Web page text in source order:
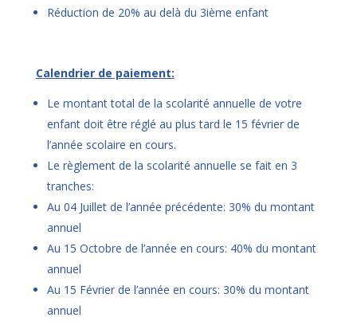
Réduction de 20% au delà du 3ième enfant
Calendrier de paiement:
Le montant total de la scolarité annuelle de votre
enfant doit être réglé au plus tard le 15 février de
l’année scolaire en cours.
Le règlement de la scolarité annuelle se fait en 3
tranches:
Au 04 Juillet de l’année précédente: 30% du montant
annuel
Au 15 Octobre de l’année en cours: 40% du montant
annuel
Au 15 Février de l’année en cours: 30% du montant
annuel